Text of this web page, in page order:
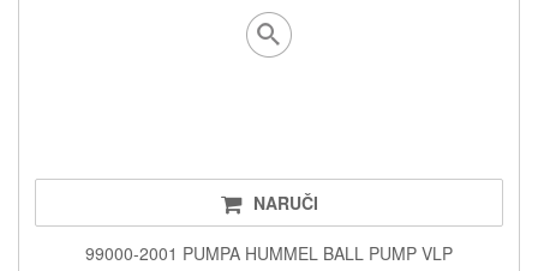
NARUČI
99000-2001 PUMPA HUMMEL BALL PUMP VLP